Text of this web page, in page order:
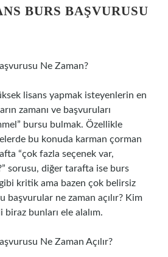
BURS BAŞVURUSU
Ne Zaman?
lisans yapmak isteyenlerin en
zamanı ve başvuruları
bursu bulmak. Özellikle
bu konuda karman çorman
“çok fazla seçenek var,
sorusu, diğer tarafta ise burs
kritik ama bazen çok belirsiz
başvurular ne zaman açılır? Kim
biraz bunları ele alalım.
Ne Zaman Açılır?